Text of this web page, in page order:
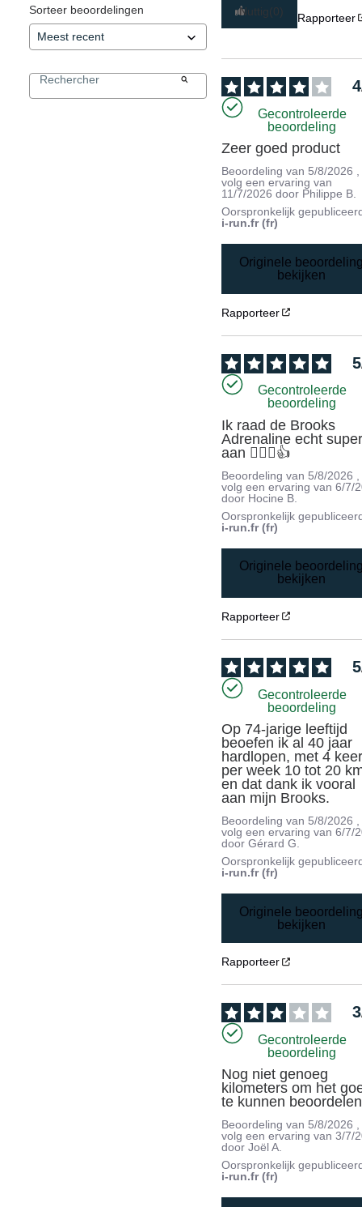
Sorteer beoordelingen Nuttig(0) Rapporteer
4
Gecontroleerde
beoordeling
Zeer goed product
Beoordeling van 5/8/2026 ,
volg een ervaring van
11/7/2026 door Philippe B.
Oorspronkelijk
i-run.fr (fr)
Originele
bekijken
Rapporteer
5
Gecontroleerde
beoordeling
Ik raad de Brooks
Adrenaline echt
aan 🏃🏻‍♂️👍
Beoordeling van 5/8/2026
volg een ervaring van6/7/
door Hocine B.
Oorspronkelijk
i-run.fr (fr)
Originele
bekijken
Rapporteer
5
Gecontroleerde
beoordeling
Op 74-jarige leeftijd
beoefen ik al 40 jaar
hardlopen, met 4
per week 10 tot 20
en dat dank ik vooral
aan mijn Brooks.
Beoordeling van 5/8/2026
volg een ervaring van6/7/
doorGérard G.
Oorspronkelijk
i-run.fr (fr)
Originele
bekijken
Rapporteer
3
Gecontroleerde
beoordeling
Nog niet genoeg
kilometers om het
te kunnen beoordelen
Beoordeling van 5/8/2026 ,
volg een ervaring van3/7/
doorJoël A.
Oorspronkelijk
i-run.fr (fr)